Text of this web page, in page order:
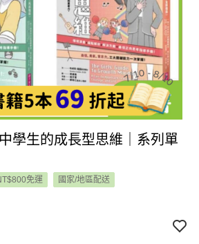
學生的成長型思維｜系列單
免運 國家/地區配送